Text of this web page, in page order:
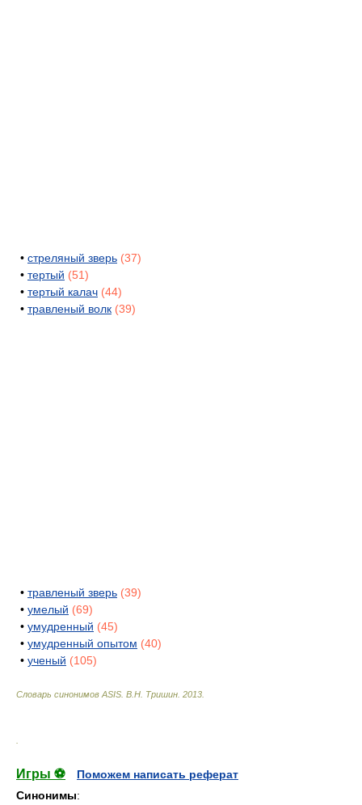
• стреляный зверь (37)
• тертый (51)
• тертый калач (44)
• травленый волк (39)
• травленый зверь (39)
• умелый (69)
• умудренный (45)
• умудренный опытом (40)
• ученый (105)
Словарь синонимов ASIS. В.Н. Тришин 2013
Игры ⚽
Поможем написать реферат
Синонимы: